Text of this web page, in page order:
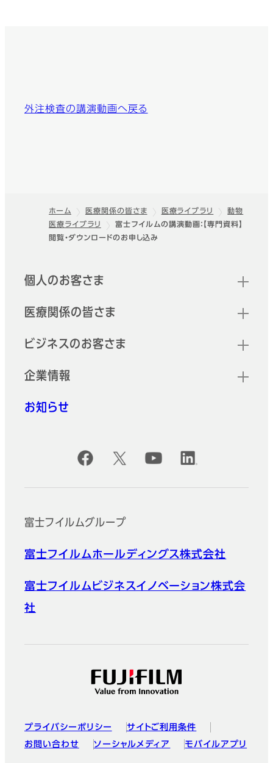
外注検査の講演動画へ戻る
フッター
ホーム 医療関係の皆さま 医療ライブラリ
動物
医療ライブラリ
富士フイルムの講演動画：【専門資料】
閲覧・ダウンロードのお申し込み
クイックリンク
個人のお客さま
医療関係の皆さま
ビジネスのお客さま
企業情報
お知らせ
公式SNSアカウント
富士フイルムグループ
富士フイルムホールディングス株式会社
富士フイルムビジネスイノベーション株式会
社
プライバシーポリシー
サイトご利用条件
お問い合わせ
ソーシャルメディア モバイルアプリ